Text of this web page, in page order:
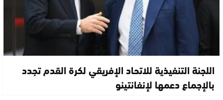
اللجنة التنفيذية للاتحاد الإفريقي لكرة القدم تجدد
بالإجماع دعمها لإنفانتينو